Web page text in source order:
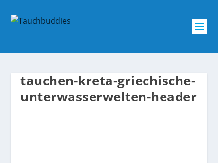
tauchen-kreta-griechische-
unterwasserwelten-header